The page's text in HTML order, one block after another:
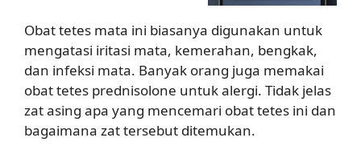
Obat tetes mata ini biasanya digunakan untuk
mengatasi iritasi mata, kemerahan, bengkak,
dan infeksi mata. Banyak orang juga memakai
obat tetes prednisolone untuk alergi. Tidak jelas
zat asing apa yang mencemari obat tetes ini dan
bagaimana zat tersebut ditemukan.